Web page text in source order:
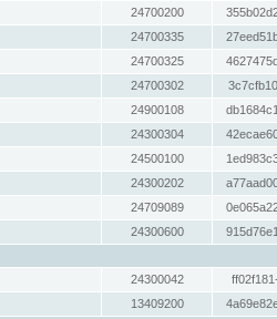
24700200
24700335
24700325
24700302
24900108
24300304
24500100
24300202
24709089
24300600
24300042
13409200